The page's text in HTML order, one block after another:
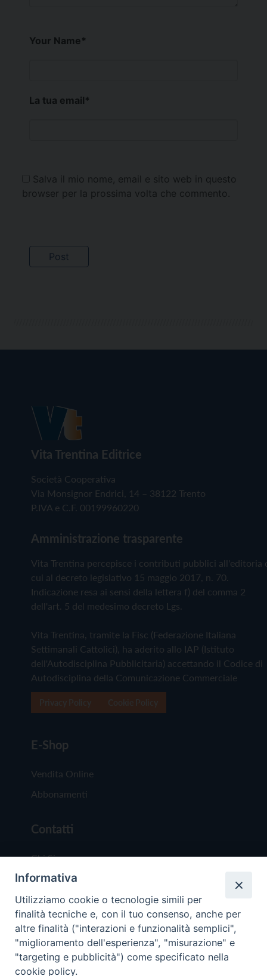
Your Name*
La tua email*
Salva il mio nome, email e sito web in questo
browser per la prossima volta che commento.
Vita Trentina Editrice
Società Cooperativa
Via Monsignor Endrici, 14 – 38122 Trento
P.IVA e C.F. 00199960220
Amministrazione trasparente
Vita Trentina percepisce i contributi pubblici all'editoria
cui al decreto legislativo 15 maggio 2017, n. 70.
Indicazione resa ai sensi della lettera f) del comma 2
dell'art. 5 del medesimo decreto Lgs.
Vita Trentina, tramite la Fisc (Federazione Italiana
Settimanali Cattolici), ha aderito allo IAP (Istituto
dell'Autodisciplina Pubblicitaria) accettando il Codice di
Autodisciplina della Comunicazione Commerciale
E-Shop
Vendita Online
Abbonamenti
Contatti
Chi Siamo
Redazione
Scrivici
Informativa
Utilizziamo cookie o tecnologie simili per
finalità tecniche e, con il tuo consenso, anche per
altre finalità ("interazioni e funzionalità semplici",
"miglioramento dell'esperienza", "misurazione" e
"targeting e pubblicità") come specificato nella
cookie policy.